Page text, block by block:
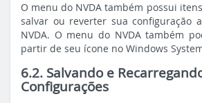
O menu do NVDA também possui
salvar ou reverter sua configuração
NVDA. O menu do NVDA também
partir de seu ícone no Windows
6.2. Salvando e
Configurações